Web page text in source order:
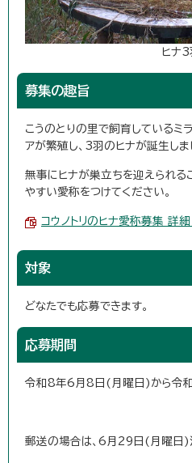
ヒナ3
募集の趣旨
こうのとりの里で飼育しているミ
アが繁殖し、3羽のヒナが誕生しま
無事にヒナが巣立ちを迎えられる
やすい愛称をつけてください。
コウノトリのヒナ愛称募集 詳
対象
どなたでも応募できます。
応募期間
令和8年6月8日(月曜日)から令
郵送の場合は、6月29日(月曜日)